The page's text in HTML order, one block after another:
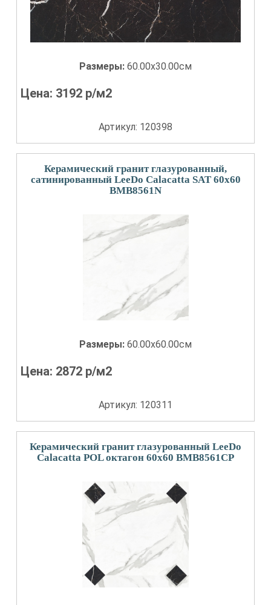
Размеры: 60.00x30.00см
Цена: 3192 р/м2
Артикул: 120398
Керамический гранит глазурованный,
сатинированный LeeDo Calacatta SAT 60x60
BMB8561N
Размеры: 60.00x60.00см
Цена: 2872 р/м2
Артикул: 120311
Керамический гранит глазурованный LeeDo
Calacatta POL октагон 60x60 BMB8561CP